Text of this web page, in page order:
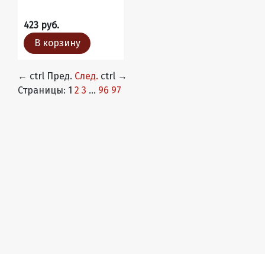
423 руб.
В корзину
← ctrl Пред. След. ctrl →
Страницы: 1 2 3 ... 96 97